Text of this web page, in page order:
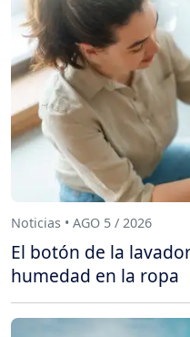
Noticias • AGO 5 / 2026
El botón de la
humedad en la ropa